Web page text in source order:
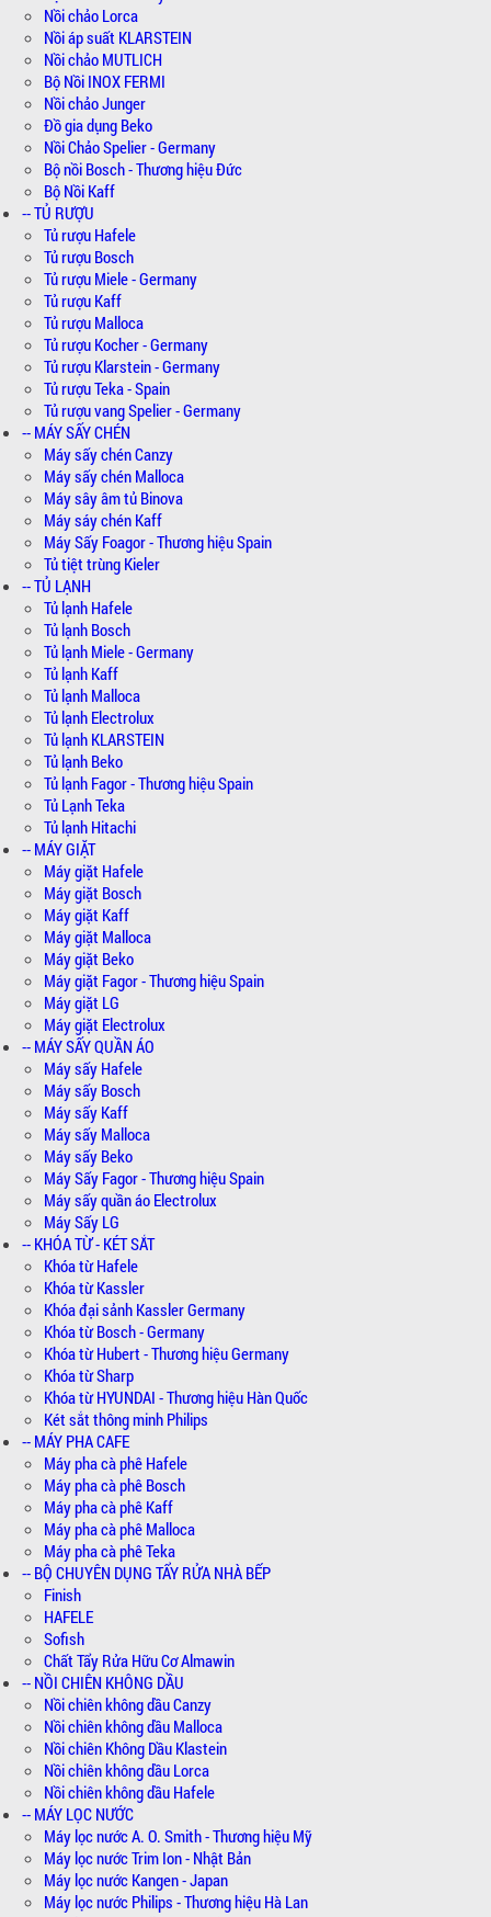
Nồi chảo Lorca
Nồi áp suất KLARSTEIN
Nồi chảo MUTLICH
Bộ Nồi INOX FERMI
Nồi chảo Junger
Đồ gia dụng Beko
Nồi Chảo Spelier - Germany
Bộ nồi Bosch - Thương hiệu Đức
Bộ Nồi Kaff
-- TỦ RƯỢU
Tủ rượu Hafele
Tủ rượu Bosch
Tủ rượu Miele - Germany
Tủ rượu Kaff
Tủ rượu Malloca
Tủ rượu Kocher - Germany
Tủ rượu Klarstein - Germany
Tủ rượu Teka - Spain
Tủ rượu vang Spelier - Germany
-- MÁY SẤY CHÉN
Máy sấy chén Canzy
Máy sấy chén Malloca
Máy sây âm tủ Binova
Máy sáy chén Kaff
Máy Sấy Foagor - Thương hiệu Spain
Tủ tiệt trùng Kieler
-- TỦ LẠNH
Tủ lạnh Hafele
Tủ lạnh Bosch
Tủ lạnh Miele - Germany
Tủ lạnh Kaff
Tủ lạnh Malloca
Tủ lạnh Electrolux
Tủ lạnh KLARSTEIN
Tủ lạnh Beko
Tủ lạnh Fagor - Thương hiệu Spain
Tủ Lạnh Teka
Tủ lạnh Hitachi
-- MÁY GIẶT
Máy giặt Hafele
Máy giặt Bosch
Máy giặt Kaff
Máy giặt Malloca
Máy giặt Beko
Máy giặt Fagor - Thương hiệu Spain
Máy giặt LG
Máy giặt Electrolux
-- MÁY SẤY QUẦN ÁO
Máy sấy Hafele
Máy sấy Bosch
Máy sấy Kaff
Máy sấy Malloca
Máy sấy Beko
Máy Sấy Fagor - Thương hiệu Spain
Máy sấy quần áo Electrolux
Máy Sấy LG
-- KHÓA TỪ - KÉT SẮT
Khóa từ Hafele
Khóa từ Kassler
Khóa đại sảnh Kassler Germany
Khóa từ Bosch - Germany
Khóa từ Hubert - Thương hiệu Germany
Khóa từ Sharp
Khóa từ HYUNDAI - Thương hiệu Hàn Quốc
Két sắt thông minh Philips
-- MÁY PHA CAFE
Máy pha cà phê Hafele
Máy pha cà phê Bosch
Máy pha cà phê Kaff
Máy pha cà phê Malloca
Máy pha cà phê Teka
-- BỘ CHUYÊN DỤNG TẨY RỬA NHÀ BẾP
Finish
HAFELE
Sofish
Chất Tẩy Rửa Hữu Cơ Almawin
-- NỒI CHIÊN KHÔNG DẦU
Nồi chiên không dầu Canzy
Nồi chiên không dầu Malloca
Nồi chiên Không Dầu Klastein
Nồi chiên không dầu Lorca
Nồi chiên không dầu Hafele
-- MÁY LỌC NƯỚC
Máy lọc nước A. O. Smith - Thương hiệu Mỹ
Máy lọc nước Trim Ion - Nhật Bản
Máy lọc nước Kangen - Japan
Máy lọc nước Philips - Thương hiệu Hà Lan